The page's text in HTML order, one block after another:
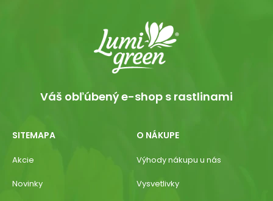
Váš obľúbený e-shop s rastlinami
SITEMAPA
Akcie
Novinky
O NÁKUPE
Výhody nákupu u nás
Vysvetlivky